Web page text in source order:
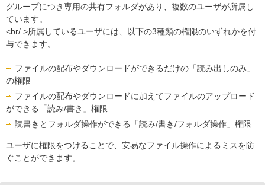
グループにつき専用の共有フォルダがあり、複数のユーザが所属し
ています。
<br/ >所属しているユーザには、以下の3種類の権限のいずれかを付
与できます。
ファイルの配布やダウンロードができるだけの「読み出しのみ」
の権限
ファイルの配布やダウンロードに加えてファイルのアップロード
ができる「読み/書き」権限
読書きとフォルダ操作ができる「読み/書き/フォルダ操作」権限
ユーザに権限をつけることで、安易なファイル操作によるミスを防
ぐことができます。